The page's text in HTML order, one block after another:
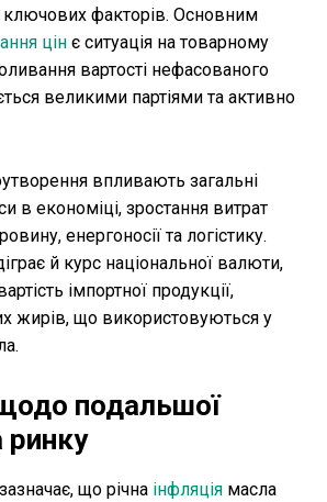
факторів. Основним
цін є ситуація на товарному
вартості нефасованого
великими партіями та активно
впливають загальні
в економіці, зростання витрат
енергоносії та логістику.
й курс національної валюти,
імпортної продукції,
жирів, що використовуються у
подальшої
ринку
що річна інфляція масла